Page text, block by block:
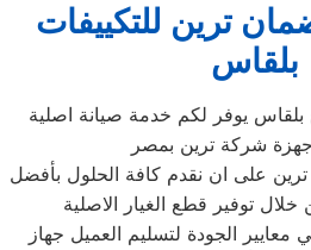
ترين للتكييفات
بلقاس‏
بلقاس‏ يوفر لكم خدمة صيانة اصلية
شركة ترين بمصر
ترين على ان نقدم كافة الحلول بأفضل
توفير قطع الغيار الاصلية
معايير الجودة لتسليم العميل جهاز